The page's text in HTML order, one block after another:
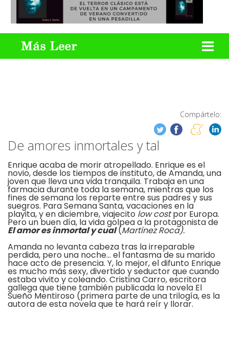
Compártelo:
De amores inmortales y tal
Enrique acaba de morir atropellado. Enrique es el
novio, desde los tiempos de instituto, de Amanda, una
joven que lleva una vida tranquila. Trabaja en una
farmacia durante toda la semana, mientras que los
fines de semana los reparte entre sus padres y sus
suegros. Para Semana Santa, vacaciones en la
playita, y en diciembre, viajecito low costpor Europa.
Pero un buen día, la vida golpea a la protagonista de
El amor es inmortal y cual(Martínez Roca).
Amanda no levanta cabeza tras la irreparable
perdida, pero una noche... el fantasma de su marido
hace acto de presencia. Y, lo mejor, el difunto Enrique
es mucho más sexy, divertido y seductor que cuando
estaba vivito y coleando. Cristina Carro, escritora
gallega que tiene también publicada la novela El
Sueño Mentiroso (primera parte de una trilogía, es la
autora de esta novela que te hará reír y llorar.